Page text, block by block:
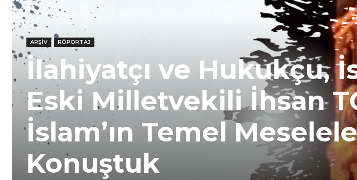
ARŞIV RÖPORTAJ
İlahiyatçı ve Hukukçu,
Eski Milletvekili İhsan
İslam’ın Temel
Konuştuk